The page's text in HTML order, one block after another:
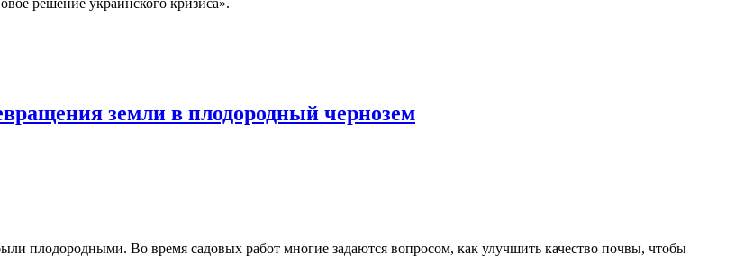
решение украинского кризиса».
земли в плодородный чернозем
плодородными. Во время садовых работ многие задаются вопросом, как улучшить качество почвы, чтобы